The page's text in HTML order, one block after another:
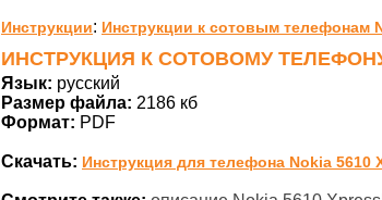
Инструкции: Инструкции к сотовым телефонам
ИНСТРУКЦИЯ К СОТОВОМУ ТЕЛЕФОНУ
Язык: русский
Размер файла: 2186 кб
Формат: PDF
Скачать: Инструкция для телефона Nokia 5610